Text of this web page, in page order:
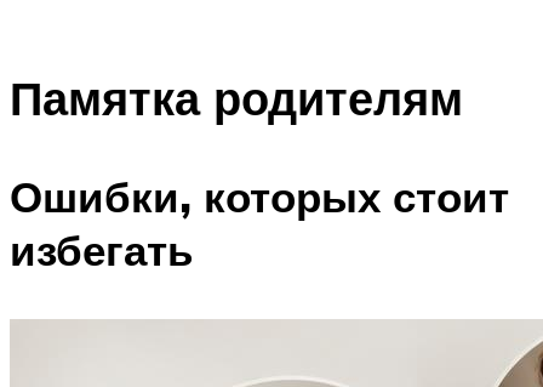
Памятка родителям
Ошибки, которых стоит
избегать